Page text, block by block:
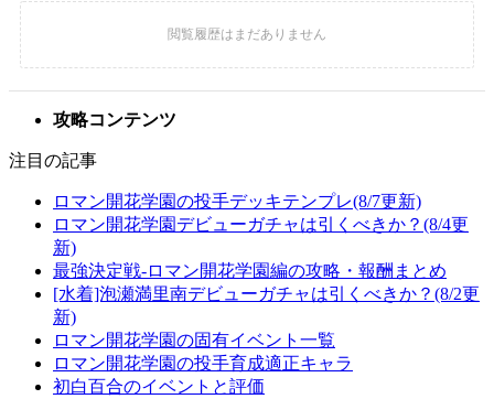
攻略コンテンツ
注目の記事
ロマン開花学園の投手デッキテンプレ(8/7更新)
ロマン開花学園デビューガチャは引くべきか？(8/4更
新)
最強決定戦-ロマン開花学園編の攻略・報酬まとめ
[水着]泡瀬満里南デビューガチャは引くべきか？(8/2更
新)
ロマン開花学園の固有イベント一覧
ロマン開花学園の投手育成適正キャラ
初白百合のイベントと評価